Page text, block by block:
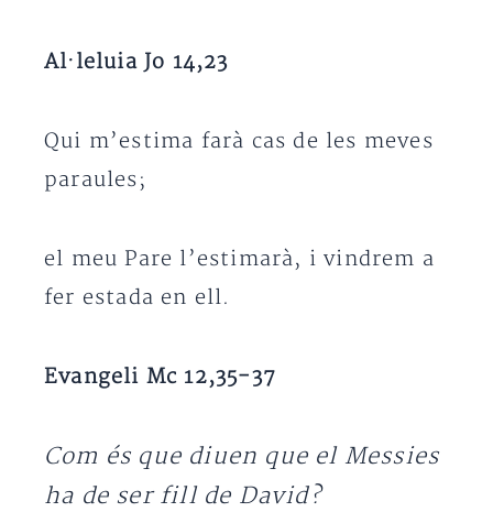
Al·leluia Jo 14,23
Qui m’estima farà cas de les meves
paraules;
el meu Pare l’estimarà, i vindrem a
fer estada en ell.
Evangeli Mc 12,35-37
Com és que diuen que el Messies
ha de ser fill de David?